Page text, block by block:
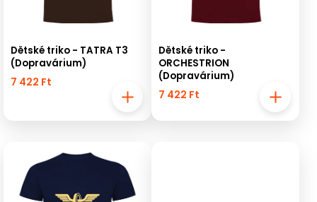
Dětské triko - TATRA T3
(Dopravárium)
7 422 Ft
Dětské triko -
ORCHESTRION
(Dopravárium)
7 422 Ft